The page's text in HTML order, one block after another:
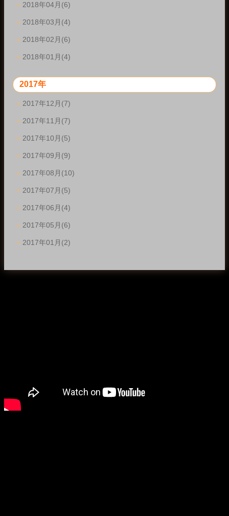
2018年04月(6)
2018年03月(4)
2018年02月(6)
2018年01月(4)
2017年
2017年12月(7)
2017年11月(7)
2017年10月(5)
2017年09月(9)
2017年08月(10)
2017年07月(5)
2017年06月(4)
2017年05月(6)
2017年01月(2)